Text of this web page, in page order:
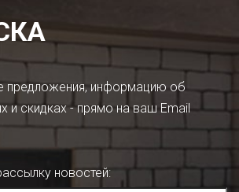
предложения, информацию об
и скидках - прямо на ваш Email
новостей: